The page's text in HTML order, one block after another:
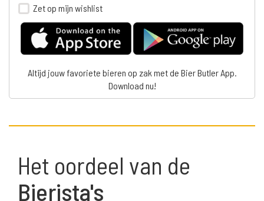
Zet op mijn wishlist
Altijd jouw favoriete bieren op zak met de Bier Butler App.
Download nu!
Het oordeel van de
Bierista's